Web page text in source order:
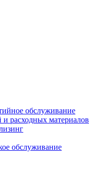
обслуживание
и расходных материалов
обслуживание